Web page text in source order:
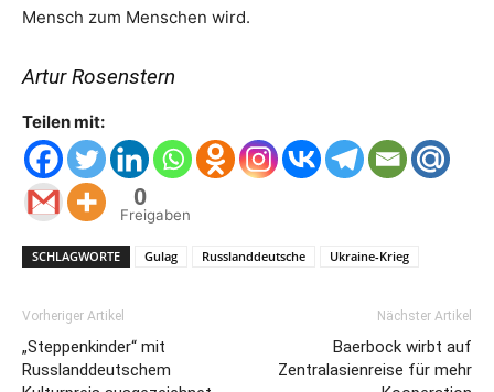
Mensch zum Menschen wird.
Artur Rosenstern
Teilen mit:
0
Freigaben
SCHLAGWORTE Gulag Russlanddeutsche Ukraine-Krieg
Vorheriger Artikel
„Steppenkinder“ mit
Russlanddeutschem
Nächster Artikel
Baerbock wirbt auf
Zentralasienreise für mehr